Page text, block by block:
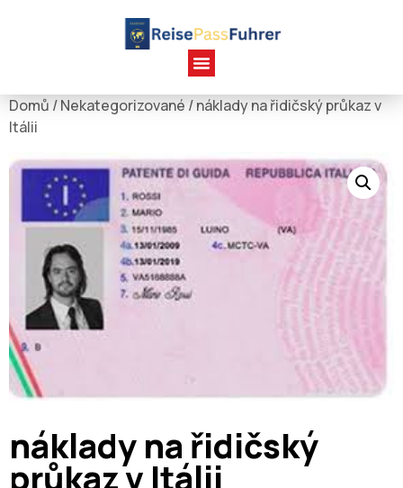
Domů /Nekategorizované / náklady na řidičský průkaz v
Itálii
náklady na řidičský
průkaz v Itálii